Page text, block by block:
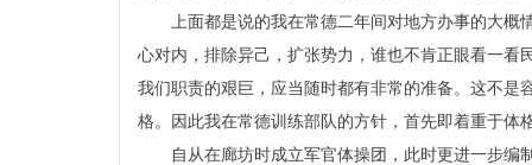
上面都是说的我在常德二年间对地方办事的大
心对内，排除异己，扩张势力，谁也不肯正眼看一
我们职责的艰巨，应当随时都有非常的准备。这不
格。因此我在常德训练部队的方针，首先即着重于体
自从在廊坊时成立军官体操团，此时更进一步